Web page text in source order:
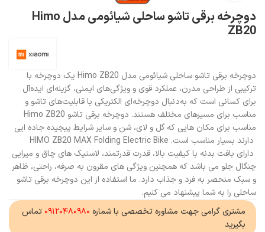
دوچرخه برقی تاشو ساحلی شیائومی مدل Himo
ZB20
دوچرخه برقی تاشو ساحلی شیائومی مدل Himo ZB20 یک دوچرخه با
ترکیبی از طراحی مدرن، عملکرد قوی و ویژگی‌های ایمنی، گزینه‌ای ایده‌آل
برای کسانی است که به‌دنبال دوچرخه‌ای الکتریکی با قابلیت‌های تاشو و
مناسب برای مسیرهای مختلف هستند. دوچرخه برقی تاشو Himo ZB20
مناسب برای مکان هایی که گل و لای، شن و سایر شرایط پیچیده جاده ایی
دارند بسیار مناسب است. HIMO ZB20 MAX Folding Electric Bike
دارای بافت بدنه با کیفیت بالا، قدرت قدرتمند، لاستیک های چاق و میرایی
چنگال جلو می باشد که همچنین ویژگی های مقرون به صرفه، راحتی، ظاهر
و سبک منحصر به فرد و جذاب دارد. ما استفاده از این دوچرخه برقی تاشو
ساحلی را به شما پیشنهاد می کنیم.
مشتری گرامی جهت مشاوره تخصصی با شماره ۰۹۱۲۰۴۸۰۹۸۰ تماس
بگیرید